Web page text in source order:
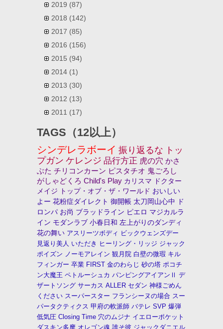
2019 (87)
2018 (142)
2017 (85)
2016 (156)
2015 (94)
2014 (1)
2013 (30)
2012 (13)
2011 (17)
TAGS（12以上）
シンデレラボーイ 振り返るな トッ
プガン ケレンジ 品行方正 虎の穴 かさ
ぶた チリコンカーン ピスタチオ 鬼ごろし
がしゃどくろ Child's Play カリスマ
ドクター
メイジ
トップ・オブ・ザ・ワールド おいしい
よー 花粉症ダイレクト 御開帳 太刀岡山心中
ド
ロンパ お尚 ブラッドライン ピエロ マジカルラ
イン モダンラブ 小春日和 左上がりのダンディ
花の舞い アスリーツボディ ビックウェンズデー
見返り美人 いただき ヒーリング・リッジ ジャック
ポイズン ノーモアレイン 観月院 白壁の微瑕 キル
フィンガー 卒業 FIRST 金のわらじ 砂の塔 ポコチ
ン大魔王 ペトルーシュカ パンピングアイアンⅡ デ
ザートソング サーカス ALLER セダン 神様ごめん
ください スーパースター フランシーヌの場合 スー
パータクティクス 甲府の軟派師 バテレ SVP 爆弾
低気圧 Closing Time 穴のムジナ イエローポケット
ダスキン多摩 オレゴン魂 誰そ彼 ジャックダニエル